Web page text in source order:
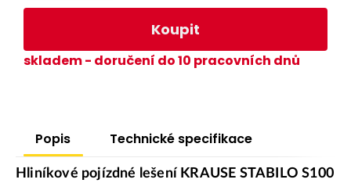
Koupit
skladem - doručení do 10 pracovních dnů
Popis Technické specifikace
Hliníkové pojízdné lešení KRAUSE STABILO S100